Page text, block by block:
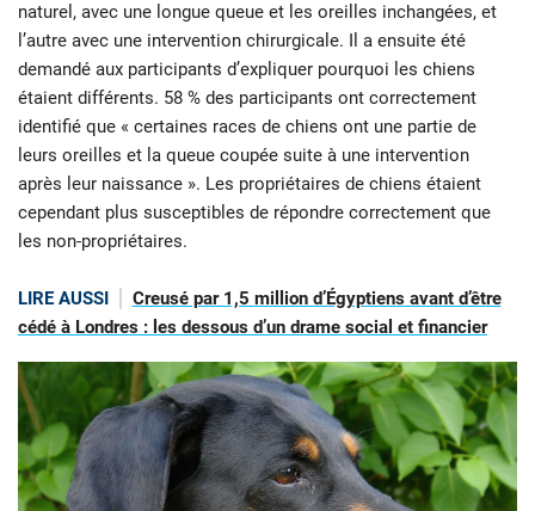
naturel, avec une longue queue et les oreilles inchangées, et
l’autre avec une intervention chirurgicale. Il a ensuite été
demandé aux participants d’expliquer pourquoi les chiens
étaient différents. 58 % des participants ont correctement
identifié que « certaines races de chiens ont une partie de
leurs oreilles et la queue coupée suite à une intervention
après leur naissance ». Les propriétaires de chiens étaient
cependant plus susceptibles de répondre correctement que
les non-propriétaires.
LIRE AUSSI
Creusé par 1,5 million d’Égyptiens avant d’être
cédé à Londres : les dessous d’un drame social et financier